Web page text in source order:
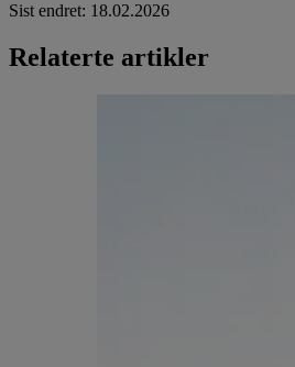
Sist endret: 18.02.2026
Relaterte artikler